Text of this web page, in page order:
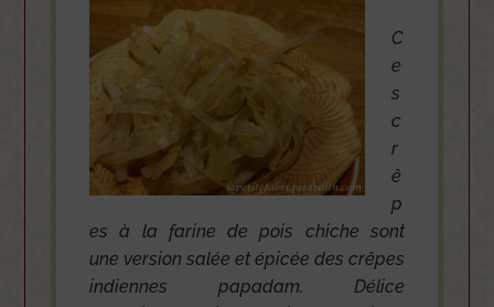
C
e
s
c
r
ê
p
es à la farine de pois chiche sont
une version salée et épicée des crêpes
indiennes papadam. Délice